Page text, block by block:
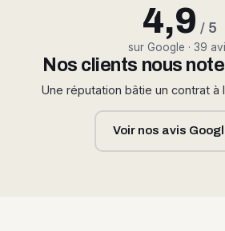
4,9 / 5
sur Google · 39
Nos clients nous
Une réputation bâtie un contrat à
Voir nos avis